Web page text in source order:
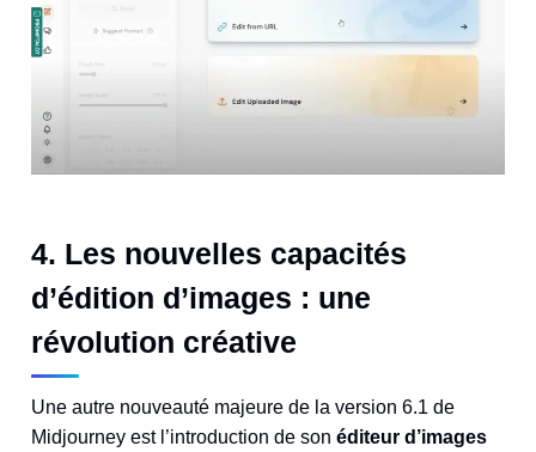
4. Les nouvelles capacités
d’édition d’images : une
révolution créative
Une autre nouveauté majeure de la version 6.1 de
Midjourney est l’introduction de son éditeur d’images